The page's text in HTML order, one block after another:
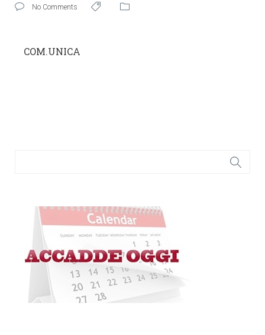
No Comments
COM.UNICA